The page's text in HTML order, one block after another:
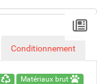
Conditionnement
Matériaux brut